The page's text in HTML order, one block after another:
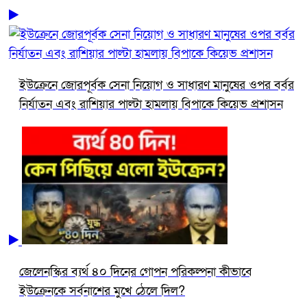
ইউক্রেনে জোরপূর্বক সেনা নিয়োগ ও সাধারণ মানুষের ওপর বর্বর
নির্যাতন এবং রাশিয়ার পাল্টা হামলায় বিপাকে কিয়েভ প্রশাসন
জেলেনস্কির ব্যর্থ ৪০ দিনের গোপন পরিকল্পনা কীভাবে
ইউক্রেনকে সর্বনাশের মুখে ঠেলে দিল?